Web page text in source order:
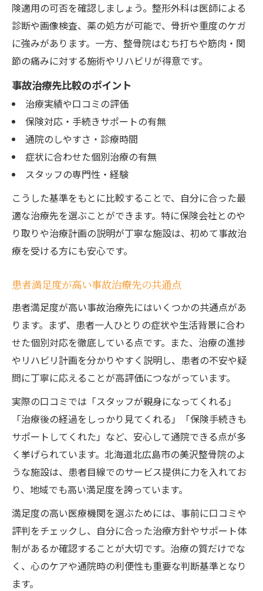
険適用の可否を確認しましょう。整形外科は医師による
診断や画像検査、薬の処方が可能で、骨折や重度のケガ
に強みがあります。一方、整骨院はむち打ちや筋肉・関
節の痛みに対する施術やリハビリが得意です。
事故治療先比較のポイント
治療実績や口コミの評価
保険対応・手続きサポートの有無
通院のしやすさ・診療時間
症状に合わせた個別治療の有無
スタッフの専門性・経験
こうした基準をもとに比較することで、自分に合った最
適な治療先を選ぶことができます。特に保険会社とのや
り取りや治療計画の説明が丁寧な施設は、初めて事故治
療を受ける方にも安心です。
患者満足度が高い事故治療先の共通点
患者満足度が高い事故治療先にはいくつかの共通点があ
ります。まず、患者一人ひとりの症状や生活背景に合わ
せた個別対応を徹底している点です。また、治療の進捗
やリハビリ計画を分かりやすく説明し、患者の不安や疑
問に丁寧に応えることが高評価につながっています。
実際の口コミでは「スタッフが親身になってくれる」
「治療後の経過をしっかり見てくれる」「保険手続きも
サポートしてくれた」など、安心して通院できる点が多
く挙げられています。北海道北広島市の美沢整骨院のよ
うな施設は、患者目線でのサービス提供に力を入れてお
り、地域でも高い満足度を誇っています。
満足度の高い医療機関を選ぶためには、事前に口コミや
評判をチェックし、自分に合った治療方針やサポート体
制があるか確認することが大切です。治療の質だけでな
く、心のケアや通院時の利便性も重要な判断基準となり
ます。